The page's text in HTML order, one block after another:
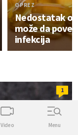
OPREZ
Nedostatak
može da
infekcija
1
Video Menu